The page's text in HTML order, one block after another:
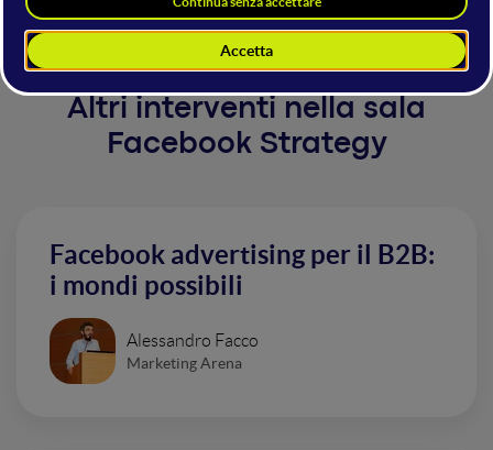
Altri interventi nella sala
Facebook Strategy
Facebook advertising per il B2B:
i mondi possibili
Alessandro Facco
Marketing Arena